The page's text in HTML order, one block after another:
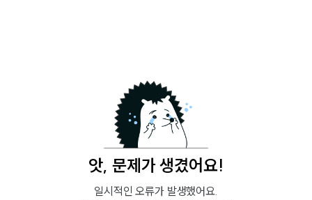
앗, 문제가 생겼어요!
일시적인 오류가 발생했어요.